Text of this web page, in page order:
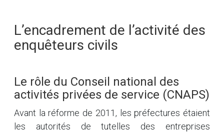
L’encadrement de l’activité des
enquêteurs civils
Le rôle du Conseil national des
activités privées de service (CNAPS)
Avant la réforme de 2011, les préfectures étaient
les autorités de tutelles des entreprises